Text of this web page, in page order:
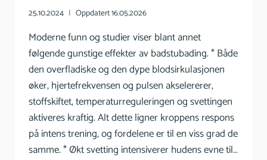
25.10.2024 Oppdatert16.05.2026
Moderne funn og studier viser blant annet
følgende gunstige effekter av badstubading. * Både
den overfladiske og den dype blodsirkulasjonen
øker, hjertefrekvensen og pulsen akselererer,
stoffskiftet, temperaturreguleringen og svettingen
aktiveres kraftig. Alt dette ligner kroppens respons
på intens trening, og fordelene er til en viss grad de
samme. * Økt svetting intensiverer hudens evne til…